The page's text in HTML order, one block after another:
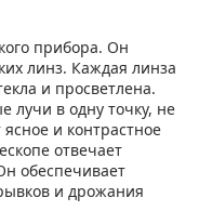
прибора. Он
линз. Каждая линза
и просветлена.
лучи в одну точку, не
и контрастное
отвечает
обеспечивает
и дрожания